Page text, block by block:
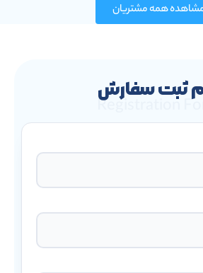
همه مشتریان
ثبت سفارش
Registration